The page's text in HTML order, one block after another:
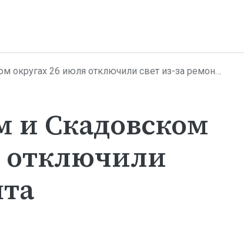
26 июля отключили свет из-за ремонта электросетей
и Скадовском
отключили